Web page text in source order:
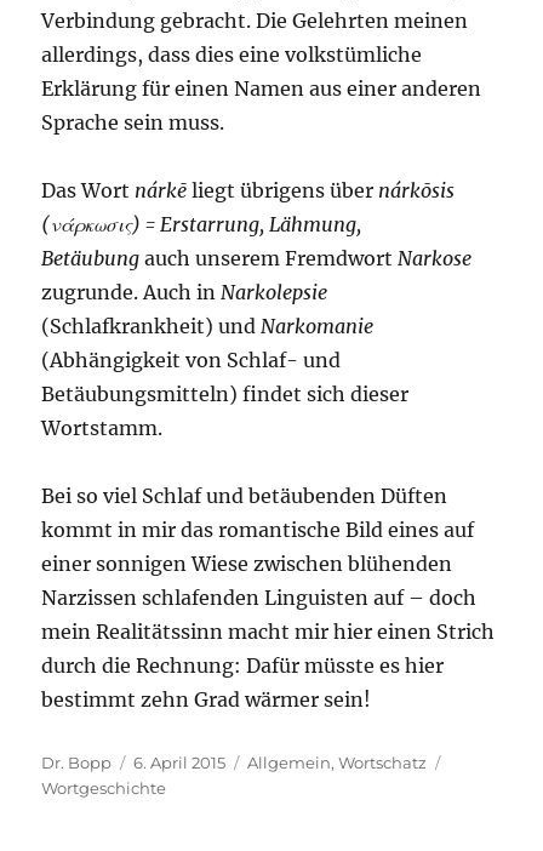
Verbindung gebracht. Die Gelehrten meinen
allerdings, dass dies eine volkstümliche
Erklärung für einen Namen aus einer anderen
Sprache sein muss.
Das Wort nárkēliegt übrigens über nárkōsis
(νάρκωσις) = Erstarrung, Lähmung,
Betäubung auch unserem FremdwortNarkose
zugrunde. Auch inNarkolepsie
(Schlafkrankheit) undNarkomanie
(Abhängigkeit von Schlaf- und
Betäubungsmitteln) findet sich dieser
Wortstamm.
Bei so viel Schlaf und betäubenden Düften
kommt in mir das romantische Bild eines auf
einer sonnigen Wiese zwischen blühenden
Narzissen schlafenden Linguisten auf – doch
mein Realitätssinn macht mir hier einen Strich
durch die Rechnung: Dafür müsste es hier
bestimmt zehn Grad wärmer sein!
Autor
Dr. Bopp
Veröffentlicht
am
6. April 2015 Kategorien
Allgemein,Wortschatz
Wortgeschichte